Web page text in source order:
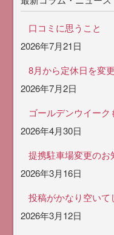
口コミに思うこと
2026年7月21日
8月から定休日を変
2026年7月2日
ゴールデンウイー
2026年4月30日
提携駐車場変更のお
2026年3月16日
投稿がかなり空い
2026年3月12日